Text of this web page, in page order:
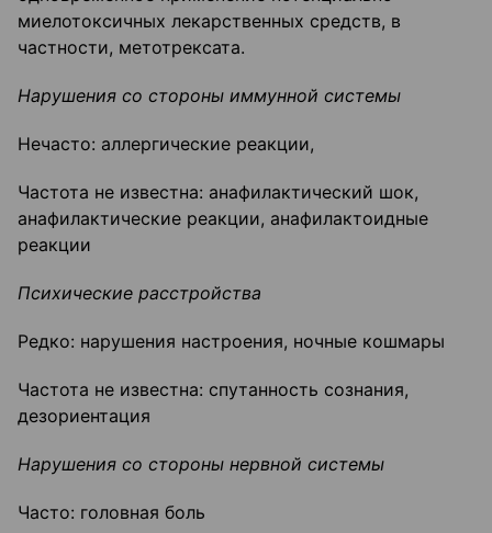
миелотоксичных лекарственных средств, в
частности, метотрексата.
Нарушения со стороны иммунной системы
Нечасто: аллергические реакции,
Частота не известна: анафилактический шок,
анафилактические реакции, анафилактоидные
реакции
Психические расстройства
Редко: нарушения настроения, ночные кошмары
Частота не известна: спутанность сознания,
дезориентация
Нарушения со стороны нервной системы
Часто: головная боль